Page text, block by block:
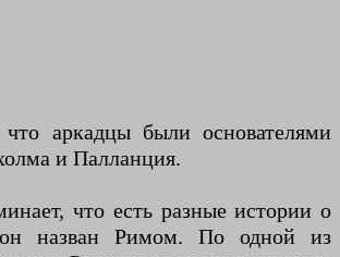
аркадцы были основателями
и Палланция.
что есть разные истории о
назван Римом. По одной из